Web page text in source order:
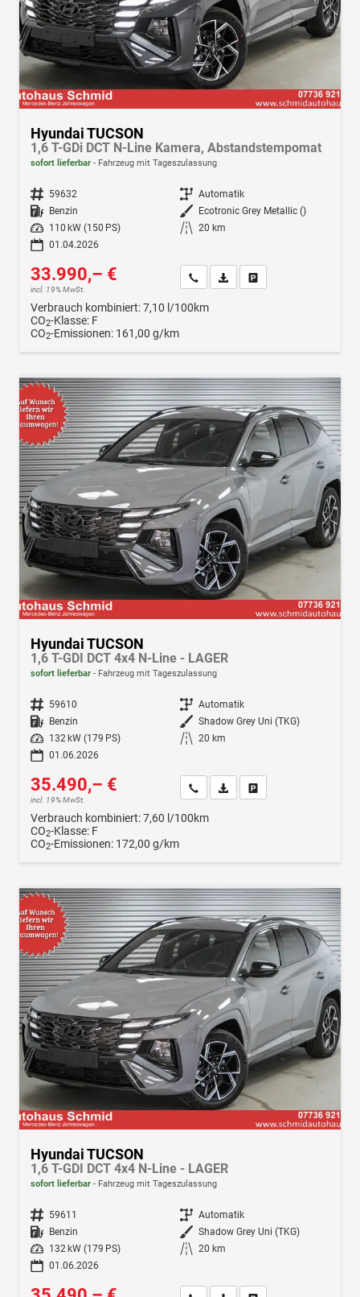
Hyundai TUCSON
1,6 T-GDi DCT N-Line Kamera, Abstandstempomat
sofort lieferbar Fahrzeug mit Tageszulassung
Fahrzeugnr. 59632 Getriebe Automatik
Kraftstoff Benzin Außenfarbe Ecotronic Grey Metallic ()
Leistung
110 kW (150 PS) Kilometerstand 20 km
01.04.2026
33.990,– €
incl. 19% MwSt.
Wir rufen Sie anFahrzeugexposé (PDF)
Verbrauch kombiniert:7,10 l/100km
CO2-Klasse: F
CO2-Emissionen: 161,00 g/km
Hyundai TUCSON
1,6 T-GDI DCT 4x4 N-Line - LAGER
sofort lieferbar Fahrzeug mit Tageszulassung
Fahrzeugnr. 59610 Getriebe Automatik
Kraftstoff Benzin Außenfarbe Shadow Grey Uni (TKG)
Leistung
132 kW (179 PS) Kilometerstand 20 km
01.06.2026
35.490,– €
incl. 19% MwSt.
Wir rufen Sie anFahrzeugexposé (PDF)
Verbrauch kombiniert:7,60 l/100km
CO2-Klasse: F
CO2-Emissionen: 172,00 g/km
Hyundai TUCSON
1,6 T-GDI DCT 4x4 N-Line - LAGER
sofort lieferbar Fahrzeug mit Tageszulassung
Fahrzeugnr. 59611 Getriebe Automatik
Kraftstoff Benzin Außenfarbe Shadow Grey Uni (TKG)
Leistung
132 kW (179 PS) Kilometerstand 20 km
01.06.2026